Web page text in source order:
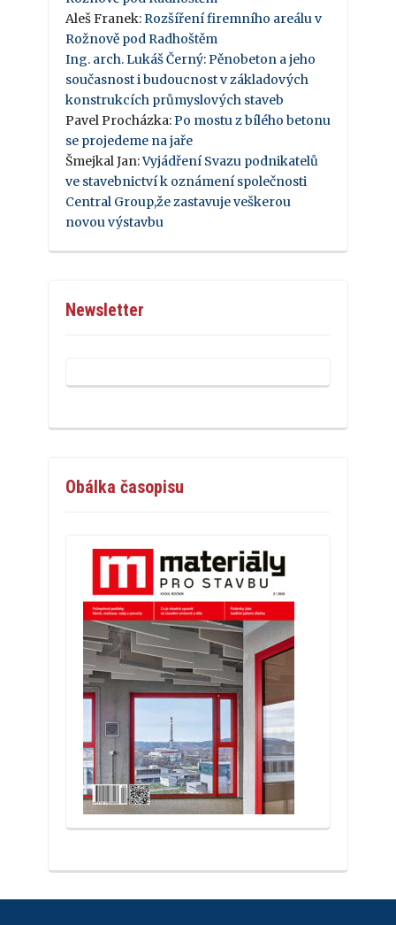
Aleš Franek:Rozšíření firemního areálu v
Rožnově pod Radhoštěm
Ing. arch. Lukáš Černý:Pěnobeton a jeho
současnost i budoucnost v základových
konstrukcích průmyslových staveb
Pavel Procházka:Po mostu z bílého betonu
se projedeme na jaře
Šmejkal Jan:Vyjádření Svazu podnikatelů
ve stavebnictví k oznámení společnosti
Central Group,že zastavuje veškerou
novou výstavbu
Newsletter
Obálka časopisu